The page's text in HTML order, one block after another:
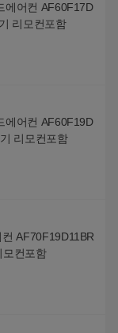
에어컨 AF60F17D
리모컨포함
에어컨 AF60F19D
리모컨포함
AF70F19D11BR
모컨포함